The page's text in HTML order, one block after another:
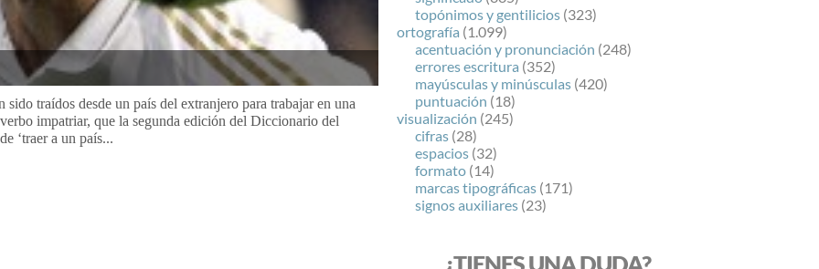
topónimos y gentilicios (323)
ortografía (1.099)
acentuación y pronunciación (248)
errores escritura (352)
mayúsculas y minúsculas (420)
puntuación (18)
visualización (245)
cifras (28)
espacios (32)
formato (14)
marcas tipográficas (171)
signos auxiliares (23)
traídos desde un país del extranjero para trabajar en una
impatriar, que la segunda edición del Diccionario del
‘traer a un país...
¿TIENES UNA DUDA?